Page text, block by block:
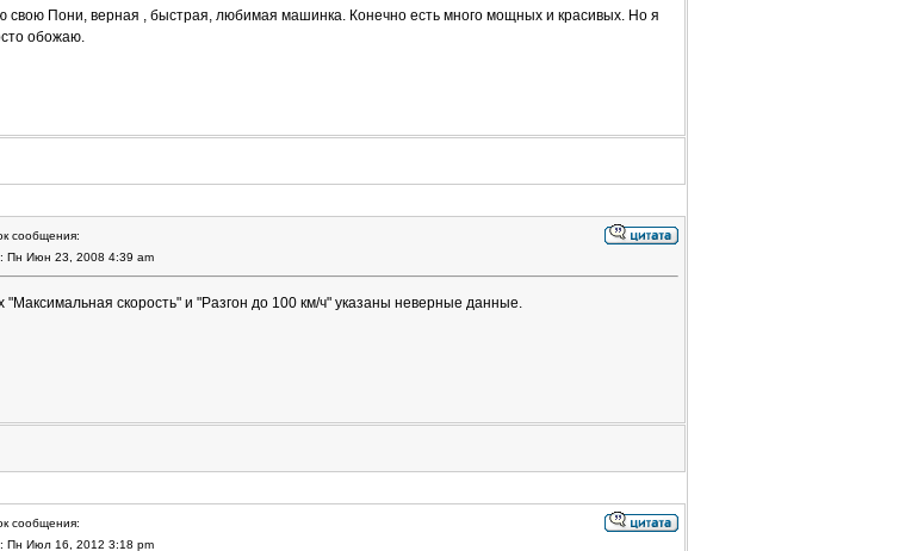
свою Пони, верная , быстрая, любимая машинка. Конечно есть много мощных и красивых. Но я
обожаю.
сообщения:
Пн Июн 23, 2008 4:39 am
"Максимальная скорость" и "Разгон до 100 км/ч" указаны неверные данные.
сообщения:
Пн Июл 16, 2012 3:18 pm